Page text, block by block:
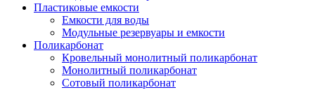
Пластиковые емкости
Емкости для воды
Модульные резервуары и емкости
Поликарбонат
Кровельный монолитный поликарбонат
Монолитный поликарбонат
Сотовый поликарбонат